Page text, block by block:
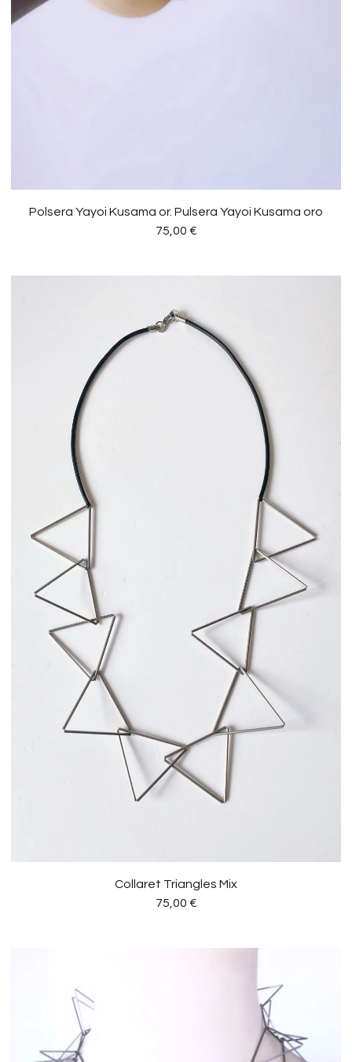
Polsera Yayoi Kusama or. Pulsera Yayoi Kusama oro
75,00 €
Collaret Triangles Mix
75,00 €